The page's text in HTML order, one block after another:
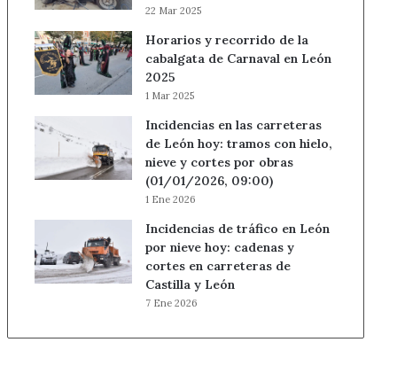
22 Mar 2025
Horarios y recorrido de la
cabalgata de Carnaval en León
2025
1 Mar 2025
Incidencias en las carreteras
de León hoy: tramos con hielo,
nieve y cortes por obras
(01/01/2026, 09:00)
1 Ene 2026
Incidencias de tráfico en León
por nieve hoy: cadenas y
cortes en carreteras de
Castilla y León
7 Ene 2026